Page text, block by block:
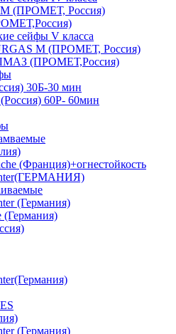
(ПРОМЕТ, Россия)
сейфы V класса
M (ПРОМЕТ, Россия)
(ПРОМЕТ,Россия)
30Б-30 мин
60Р- 60мин
(Франция)+огнестойкость
(Германия)
(Германия)
(Германия)